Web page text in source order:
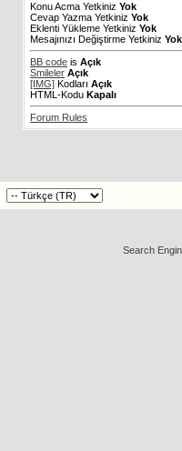
Konu Acma Yetkiniz Yok
Cevap Yazma Yetkiniz Yok
Eklenti Yükleme Yetkiniz Yok
Mesajınızı Değiştirme Yetkiniz Yok
BB code is Açık
Smileler Açık
[IMG] Kodları Açık
HTML-Kodu Kapalı
Forum Rules
Search